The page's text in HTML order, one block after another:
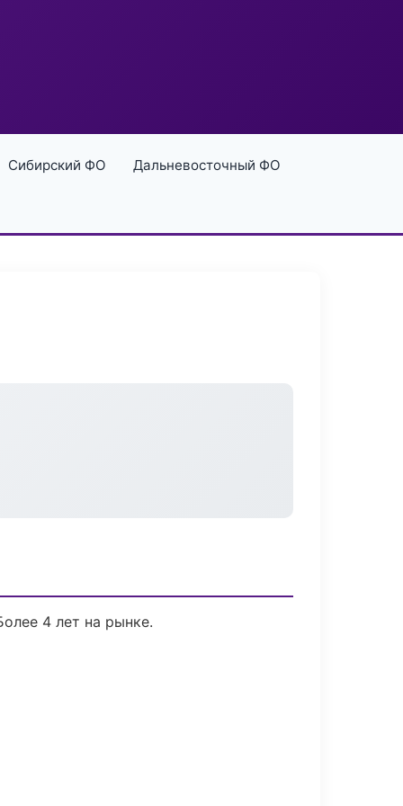
Сибирский ФО Дальневосточный ФО
4 лет на рынке.